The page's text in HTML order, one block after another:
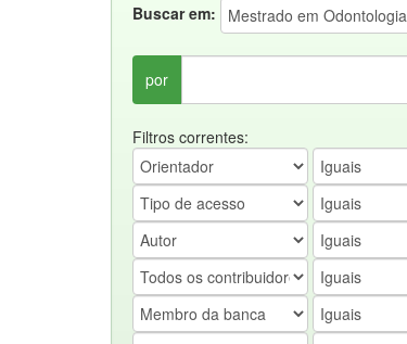
Buscar em:
por
Filtros correntes: